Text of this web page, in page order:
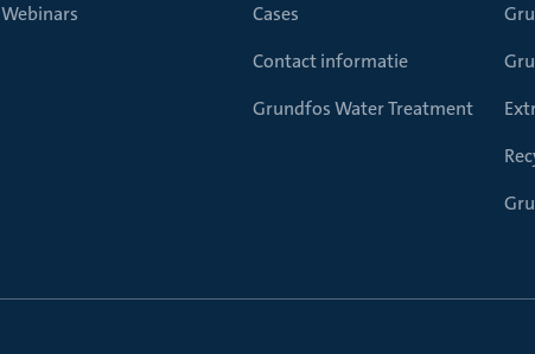
Webinars
Cases
Contact informatie
Grundfos Water Treatment